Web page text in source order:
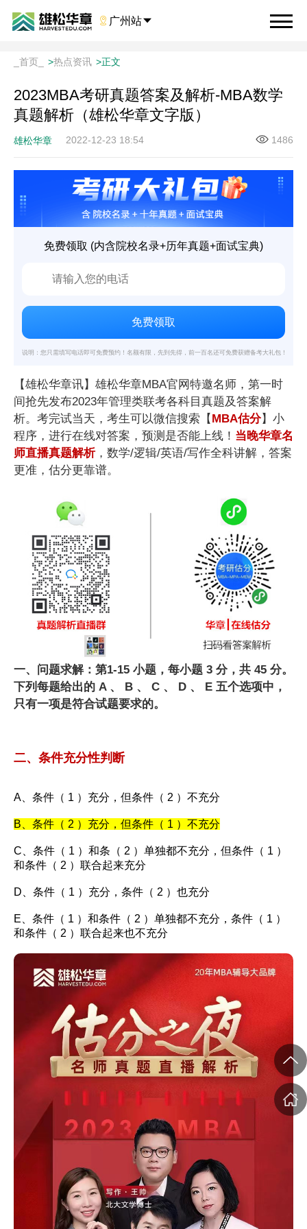
 广州站
_首页_ >热点资讯 >正文
2023MBA考研真题答案及解析-MBA数学
真题解析（雄松华章文字版）
雄松华章 2022-12-23 18:54 1486
免费领取 (内含院校名录+历年真题+面试宝典)
说明：您只需填写电话即可免费预约！名额有限，先到先得，前一百名还可免费获赠备考大礼包！
【雄松华章讯】雄松华章MBA官网特邀名师，第一时
间抢先发布2023年管理类联考各科目真题及答案解
析。考完试当天，考生可以微信搜索【 MBA估分】小
程序，进行在线对答案，预测是否能上线！ 当晚华章名
师直播真题解析，数学/逻辑/英语/写作全科讲解，答案
更准，估分更靠谱。
一、问题求解：第1-15 小题，每小题 3 分，共 45 分。
下列每题给出的 A 、 B 、 C 、 D 、 E 五个选项中，
只有一项是符合试题要求的。
二、条件充分性判断
A、条件（ 1 ）充分，但条件（ 2 ）不充分
B、条件（ 2 ）充分，但条件（ 1 ）不充分
C、条件（ 1 ）和条（ 2 ）单独都不充分，但条件（ 1 ）
和条件（ 2 ）联合起来充分
D、条件（ 1 ）充分，条件（ 2 ）也充分
E、条件（ 1 ）和条件（ 2 ）单独都不充分，条件（ 1 ）
和条件（ 2 ）联合起来也不充分